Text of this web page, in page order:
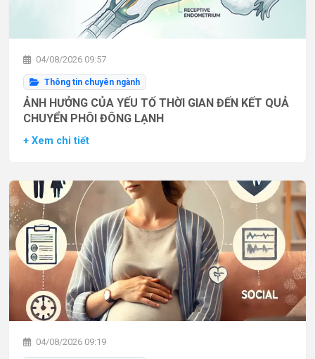
04/08/2026 09:57
Thông tin chuyên ngành
ẢNH HƯỞNG CỦA YẾU TỐ THỜI GIAN ĐẾN KẾT QUẢ
CHUYỂN PHÔI ĐÔNG LẠNH
+ Xem chi tiết
04/08/2026 09:19